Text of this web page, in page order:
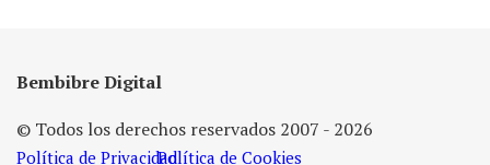
Bembibre Digital
© Todos los derechos reservados 2007 - 2026
Política de PrivacidadPolítica de Cookies